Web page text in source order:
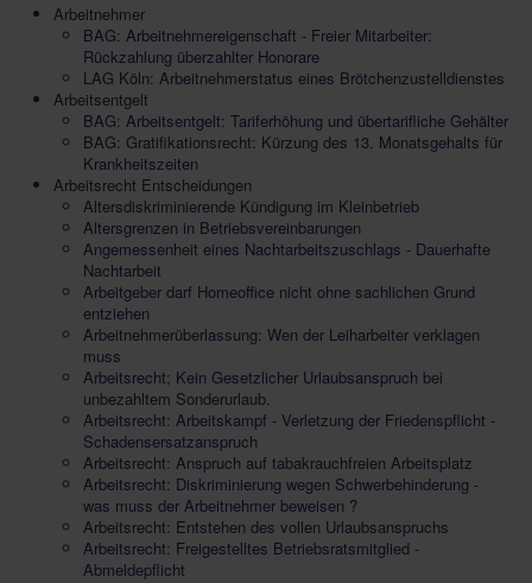
Arbeitnehmer
BAG: Arbeitnehmereigenschaft - Freier Mitarbeiter:
Rückzahlung überzahlter Honorare
LAG Köln: Arbeitnehmerstatus eines Brötchenzustelldienstes
Arbeitsentgelt
BAG: Arbeitsentgelt: Tariferhöhung und übertarifliche Gehälter
BAG: Gratifikationsrecht: Kürzung des 13. Monatsgehalts für
Krankheitszeiten
Arbeitsrecht Entscheidungen
Altersdiskriminierende Kündigung im Kleinbetrieb
Altersgrenzen in Betriebsvereinbarungen
Angemessenheit eines Nachtarbeitszuschlags - Dauerhafte
Nachtarbeit
Arbeitgeber darf Homeoffice nicht ohne sachlichen Grund
entziehen
Arbeitnehmerüberlassung: Wen der Leiharbeiter verklagen
muss
Arbeitsrecht; Kein Gesetzlicher Urlaubsanspruch bei
unbezahltem Sonderurlaub.
Arbeitsrecht: Arbeitskampf - Verletzung der Friedenspflicht -
Schadensersatzanspruch
Arbeitsrecht: Anspruch auf tabakrauchfreien Arbeitsplatz
Arbeitsrecht: Diskriminierung wegen Schwerbehinderung -
was muss der Arbeitnehmer beweisen ?
Arbeitsrecht: Entstehen des vollen Urlaubsanspruchs
Arbeitsrecht: Freigestelltes Betriebsratsmitglied -
Abmeldepflicht